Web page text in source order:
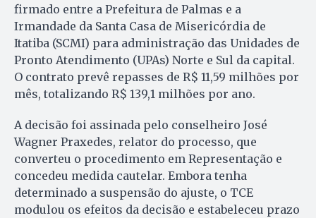
firmado entre a Prefeitura de Palmas e a
Irmandade da Santa Casa de Misericórdia de
Itatiba (SCMI) para administração das Unidades de
Pronto Atendimento (UPAs) Norte e Sul da capital.
O contrato prevê repasses de R$ 11,59 milhões por
mês, totalizando R$ 139,1 milhões por ano.
A decisão foi assinada pelo conselheiro José
Wagner Praxedes, relator do processo, que
converteu o procedimento em Representação e
concedeu medida cautelar. Embora tenha
determinado a suspensão do ajuste, o TCE
modulou os efeitos da decisão e estabeleceu prazo